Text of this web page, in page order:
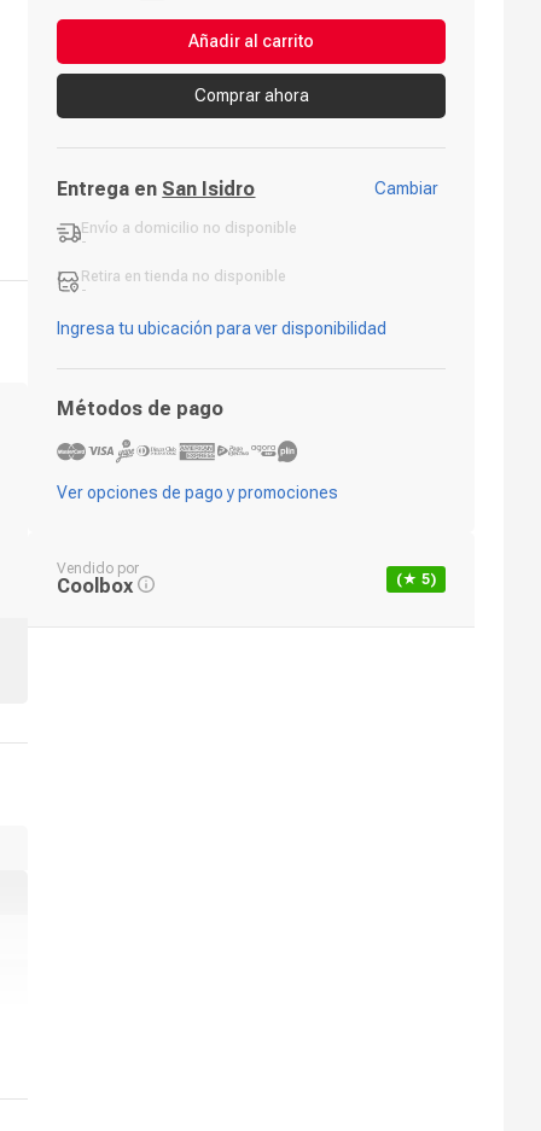
Añadir al carrito
Comprar ahora
Entrega en San Isidro Cambiar
Envío a domicilio no disponible
-
Retira en tienda no disponible
-
Ingresa tu ubicación para ver disponibilidad
Métodos de pago
Ver opciones de pago y promociones
Vendido por
Coolbox (★ 5)